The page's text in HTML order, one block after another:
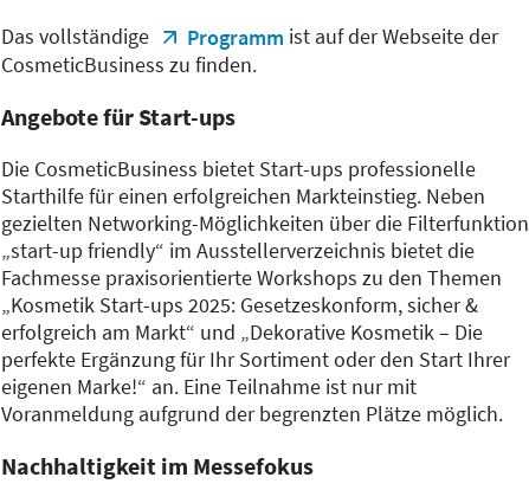
Das vollständige
Programm ist auf der Webseite der
CosmeticBusiness zu finden.
Angebote für Start-ups
Die CosmeticBusiness bietet Start-ups professionelle
Starthilfe für einen erfolgreichen Markteinstieg. Neben
gezielten Networking-Möglichkeiten über die Filterfunktion
„start-up friendly“ im Ausstellerverzeichnis bietet die
Fachmesse praxisorientierte Workshops zu den Themen
„Kosmetik Start-ups 2025: Gesetzeskonform, sicher &
erfolgreich am Markt“ und „Dekorative Kosmetik – Die
perfekte Ergänzung für Ihr Sortiment oder den Start Ihrer
eigenen Marke!“ an. Eine Teilnahme ist nur mit
Voranmeldung aufgrund der begrenzten Plätze möglich.
Nachhaltigkeit im Messefokus